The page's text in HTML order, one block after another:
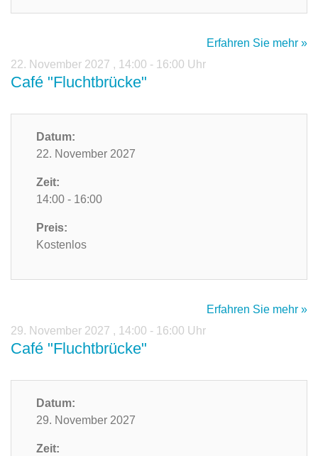
Erfahren Sie mehr »
22. November 2027 , 14:00 - 16:00 Uhr
Café "Fluchtbrücke"
Datum:
22. November 2027
Zeit:
14:00 - 16:00
Preis:
Kostenlos
Erfahren Sie mehr »
29. November 2027 , 14:00 - 16:00 Uhr
Café "Fluchtbrücke"
Datum:
29. November 2027
Zeit: